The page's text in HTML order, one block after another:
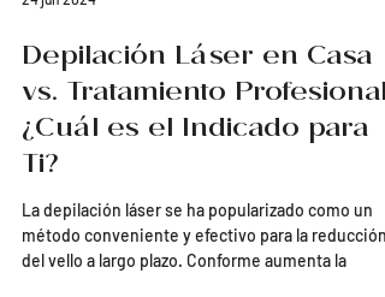
Depilación Láser en Casa
vs. Tratamiento Profesional:
¿Cuál es el Indicado para
Ti?
La depilación láser se ha popularizado como un
método conveniente y efectivo para la reducción